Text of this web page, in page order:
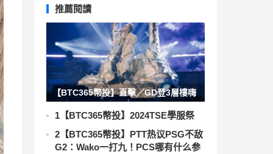
推薦閱讀
【BTC365幣投】直擊／GD登3層樓嗨
唱！狂飆「台式中文」這句話超台 萬
人笑翻
1 【BTC365幣投】2024TSE學服祭
2 【BTC365幣投】PTT热议PSG不敌
G2：Wako一打九！PCS哪有什么参